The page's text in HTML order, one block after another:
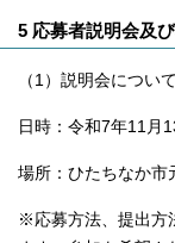
5 応募者説明会及
（1）説明会について
日時：令和7年11月
場所：ひたちなか市
※応募方法、提出方